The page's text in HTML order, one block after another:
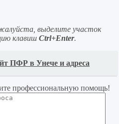
выделите участок
клавиш Ctrl+Enter.
ПФР в Унече и адреса
профессиональную помощь!